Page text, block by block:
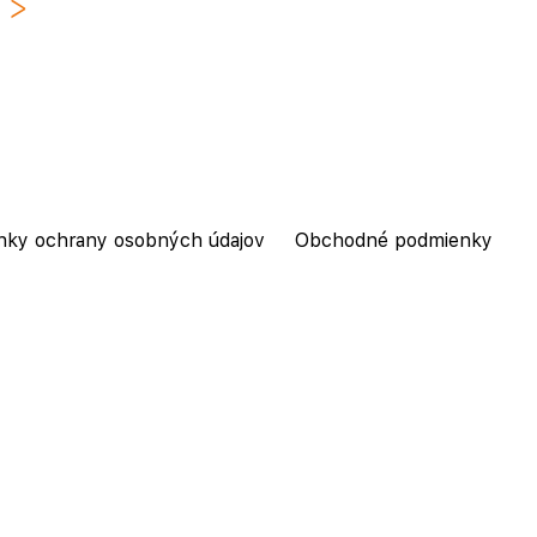
ochrany osobných údajov Obchodné podmienky